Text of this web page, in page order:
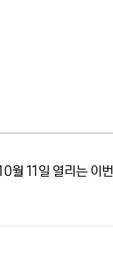
월 11일 열리는 이번